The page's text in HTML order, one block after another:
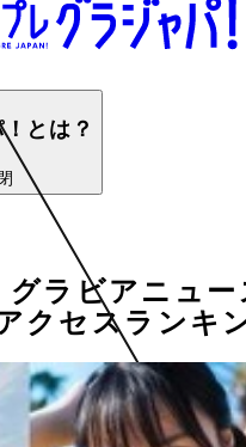
とは？
グラビアニュー
クセスランキ